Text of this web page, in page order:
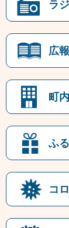
ラ
広
町
ふ
コ